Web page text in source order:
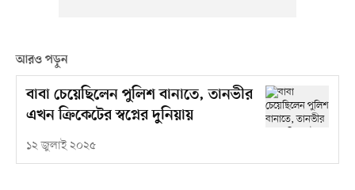
আরও পড়ুন
বাবা চেয়েছিলেন পুলিশ বানাতে, তানভীর
এখন ক্রিকেটের স্বপ্নের দুনিয়ায়
১২ জুলাই ২০২৫